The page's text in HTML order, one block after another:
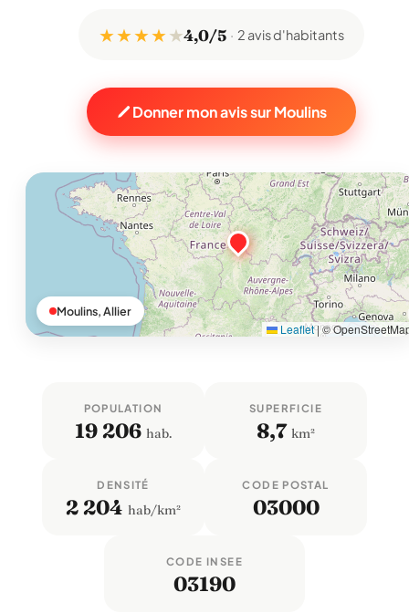
★ ★ ★ ★★4,0/5 2 avis d'habitants
Donner mon avis sur Moulins
Leaflet|©
Moulins, Allier
POPULATION
19 206 hab.
SUPERFICIE
8,7 km²
DENSITÉ
2 204 hab/km²
CODE POSTAL
03000
CODE INSEE
03190